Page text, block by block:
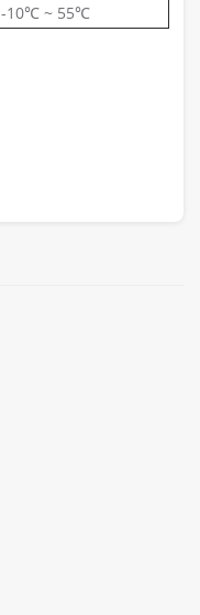
-10℃ ~ 55℃